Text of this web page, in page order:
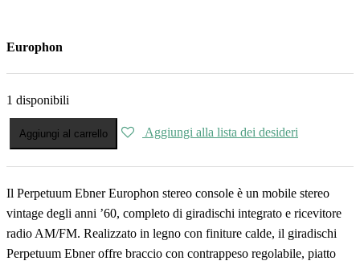
Europhon
1 disponibili
Perpetuum Europhon quantità
Aggiungi al carrello Aggiungi alla lista dei desideri
Il Perpetuum Ebner Europhon stereo console è un mobile stereo
vintage degli anni ’60, completo di giradischi integrato e ricevitore
radio AM/FM. Realizzato in legno con finiture calde, il giradischi
Perpetuum Ebner offre braccio con contrappeso regolabile, piatto